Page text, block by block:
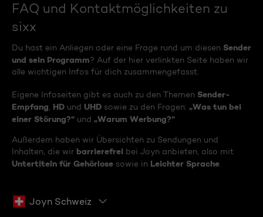
FAQ und Kontaktmöglichkeiten zu
sixx
Du hast ein Anliegen oder eine Frage rund um diesen Sender
und sein Programm? Auf der hier verlinkten Seite haben wir
alle wichtigen Infos für dich zusammengefasst.
Eigene Infoseiten gibt es auch zu den Themen Sender-
Empfang HD und UHD sowie zu den Fragen: „Was tun bei
einer Störung?“ und „Warum Werbung?“
Außerdem haben wir Übersichten zu Sendungen und
Inhalten, die wir barrierefrei bei Joyn anbieten, also mit
Untertiteln für Gehörlose sowie in Leichter Sprache
Joyn Schweiz